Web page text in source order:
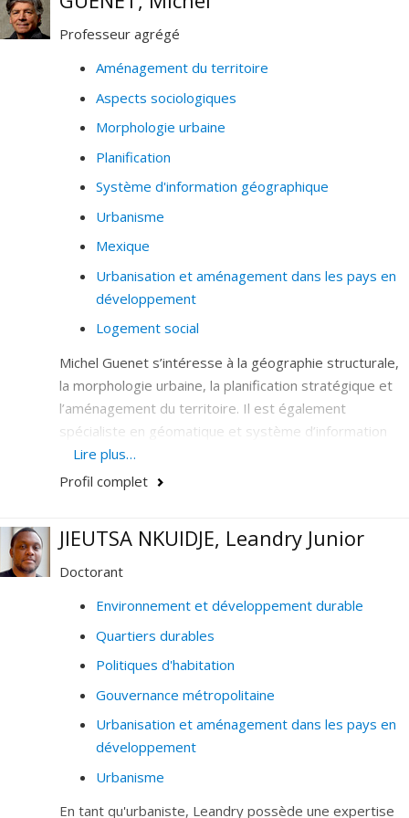
composantes sociales qui rendent un système urbain
vivant, n'est pas réglementée par un soutien législatif
Actuellement, la reconstruction de l’habiter suit
difficilement la reconstruction physique avec un délai
très long. L'analyse se conclut par une nouvelle
question de recherche : Est-il possible de définir et
réglementer la reconstruction immatérielle d'une ville
après une catastrophe ?
Professeur agrégé
Aménagement du territoire
Aspects sociologiques
Morphologie urbaine
Planification
Système d'information géographique
Urbanisme
Mexique
Urbanisation et aménagement dans les pays en
développement
Logement social
Michel Guenet s’intéresse à la géographie structurale,
la morphologie urbaine, la planification stratégique et
l’aménagement du territoire. Il est également
spécialiste en géomatique et système d’information
géographique ainsi qu’en analyse et modélisation
spatiale.
de ségrégation socio-spatiale et aux gated
communities, notamment dans le cadre d’un projet de
recherche avec l’Université de Puebla au Mexique
(Facultad de Arquitectura, Universidad Autonoma de
Lire plus…
Profil complet
JIEUTSA NKUIDJE, Leandry Junior
Doctorant
Environnement et développement durable
Quartiers durables
Politiques d'habitation
Gouvernance métropolitaine
Urbanisation et aménagement dans les pays en
développement
Urbanisme
En tant qu'urbaniste, Leandry possède une expertise